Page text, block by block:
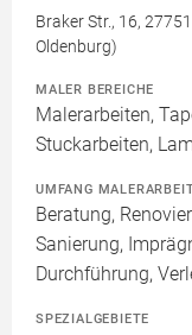
Braker Str., 16,
Oldenburg)
MALER BEREICHE
Malerarbeiten,
Stuckarbeiten,
UMFANG
Beratung,
Sanierung,
Durchführung,
SPEZIALGEBIETE